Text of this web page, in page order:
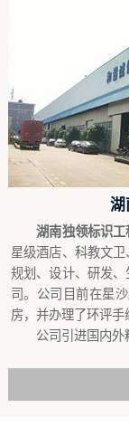
湖
湖南独领标识工
星级酒店、科教文
规划、设计、研发
司。公司目前在星
房，并办理了环评手
公司引进国内外